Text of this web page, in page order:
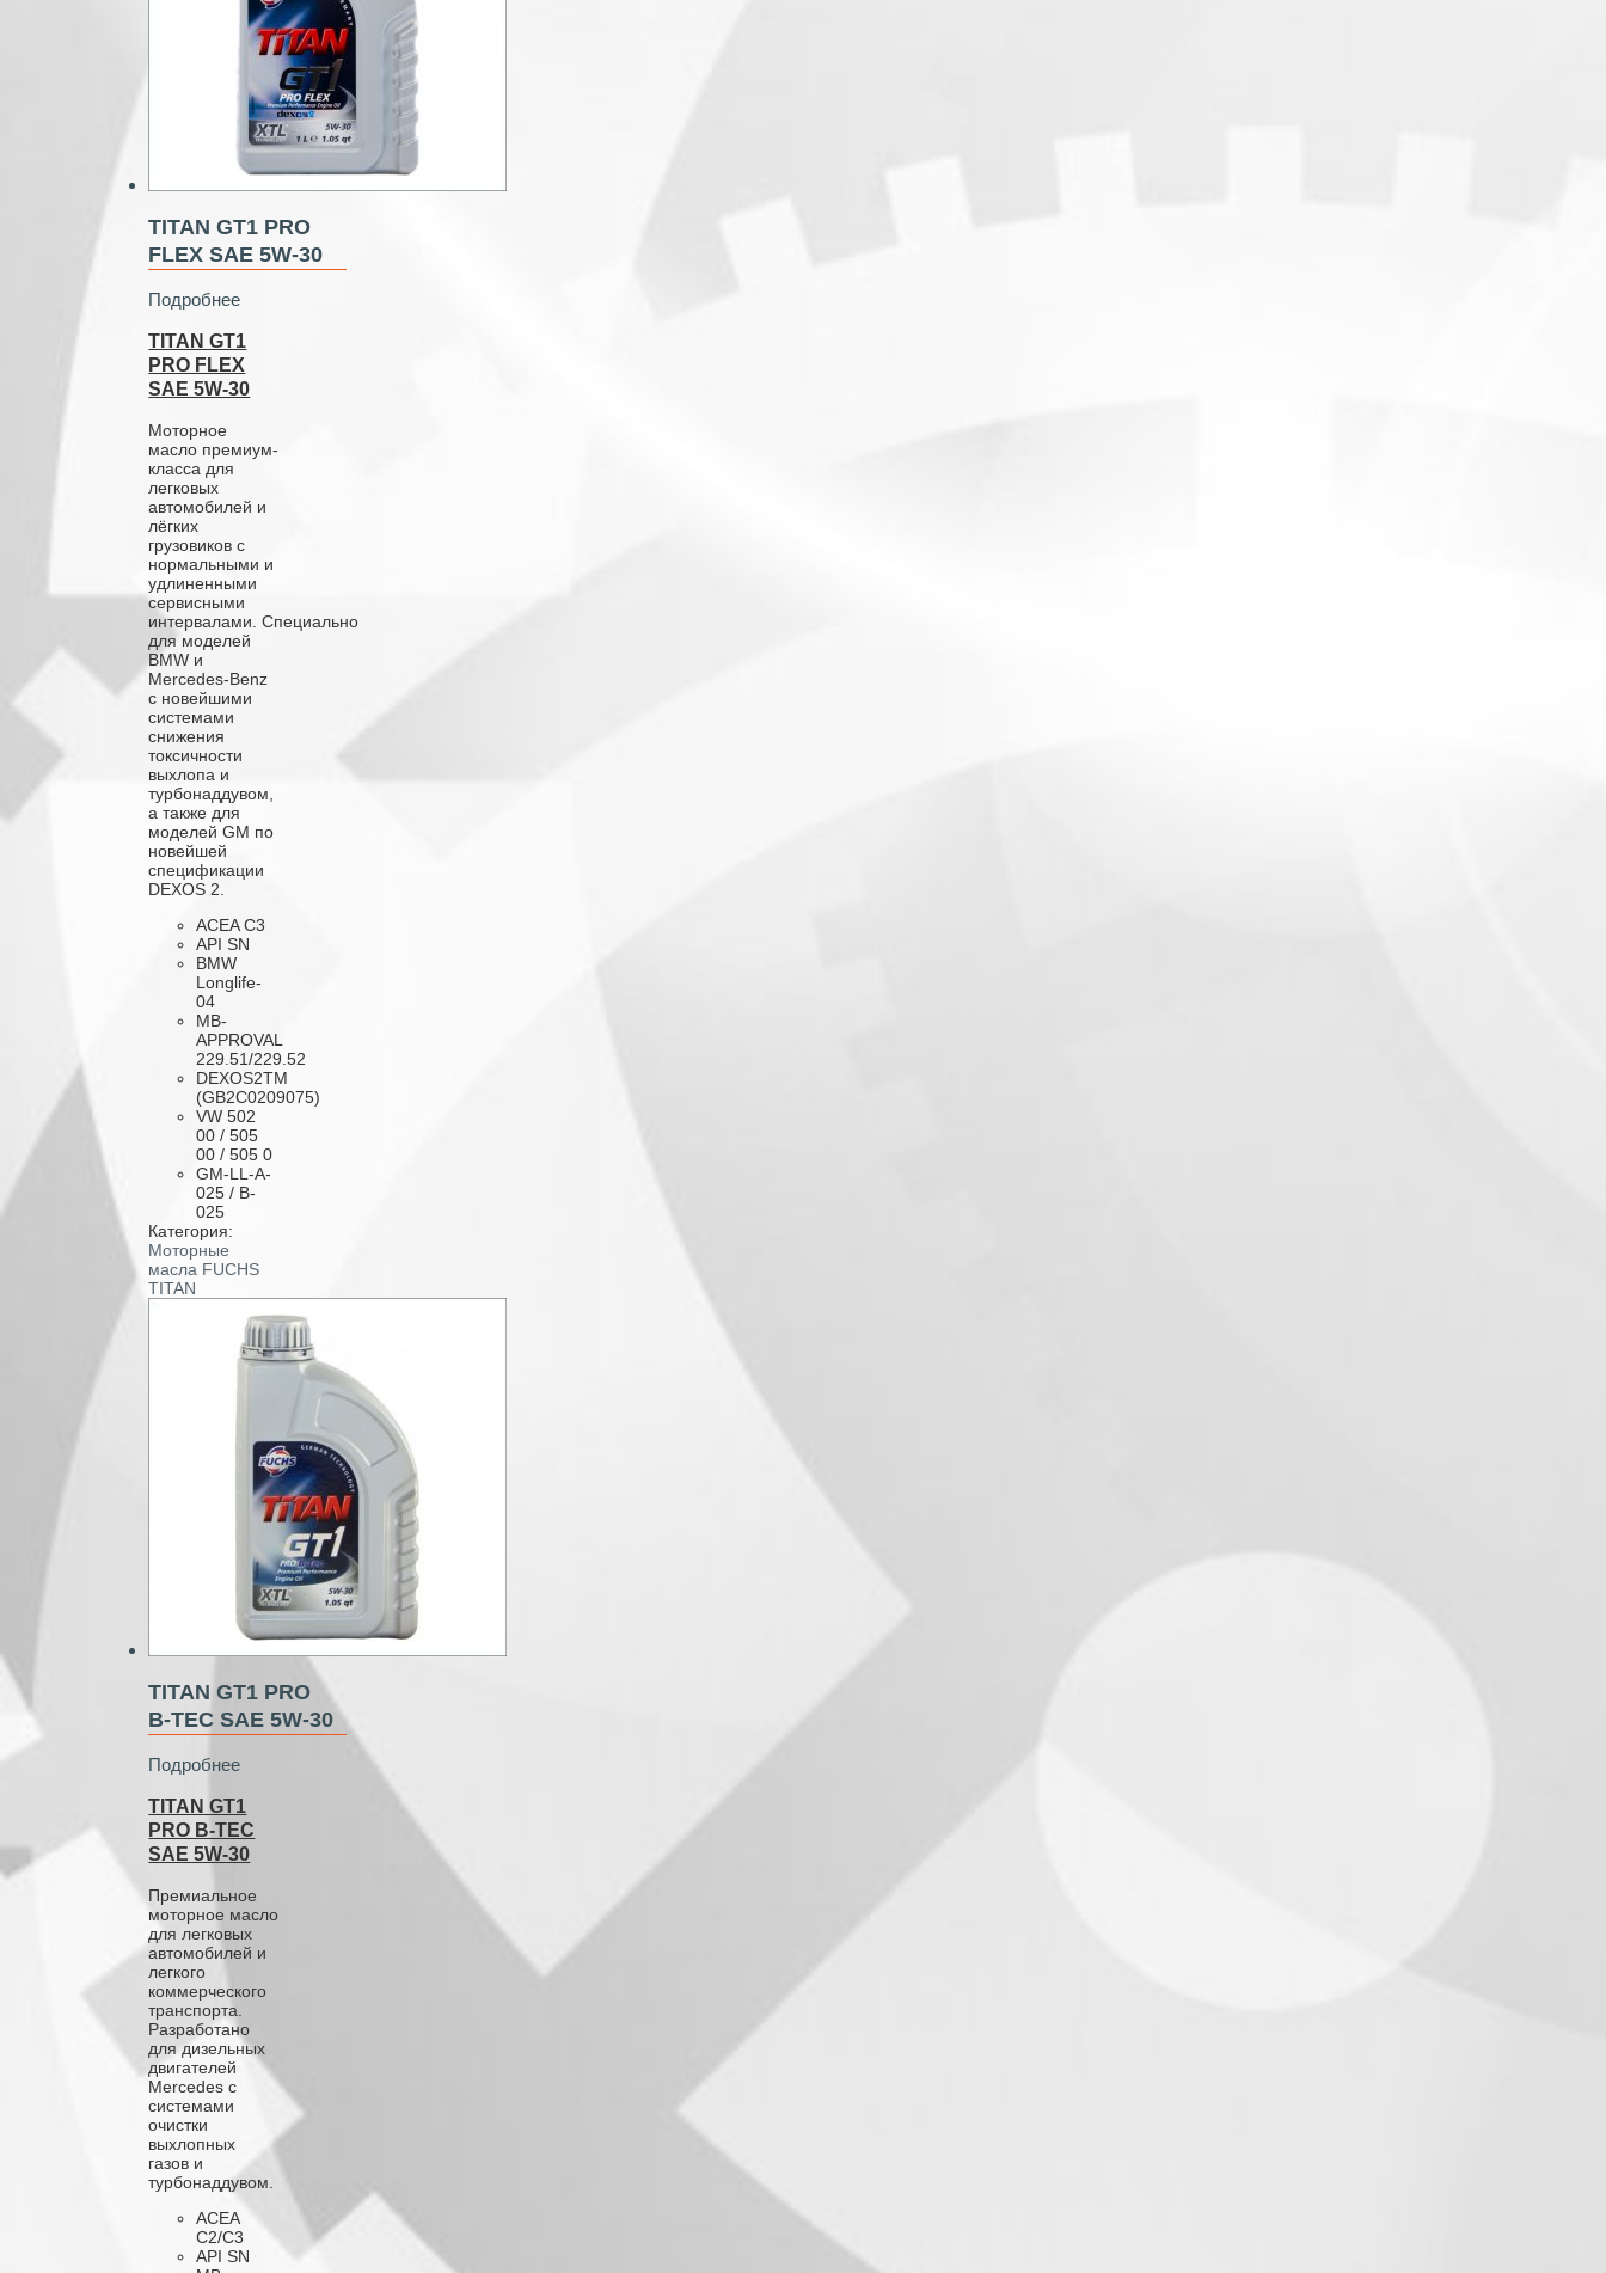
TITAN GT1 PRO
FLEX SAE 5W‑30
Подробнее
TITAN GT1
PRO FLEX
SAE 5W‑30
Моторное
масло премиум-
класса для
легковых
автомобилей и
лёгких
грузовиков с
нормальными и
удлиненными
сервисными
интервалами. Специально
для моделей
BMW и
Mercedes-Benz
с новейшими
системами
снижения
токсичности
выхлопа и
турбонаддувом,
а также для
моделей GM по
новейшей
спецификации
DEXOS 2.
ACEA C3
API SN
BMW
Longlife-
04
МВ-
APPROVAL
229.51/229.52
DEXOS2TM
(GB2C0209075)
VW 502
00 / 505
00 / 505 0
GM-LL-A-
025 / B-
025
Категория:
Моторные
масла FUCHS
TITAN
TITAN GT1 PRO
B‑TEC SAE 5W‑30
Подробнее
TITAN GT1
PRO B‑TEC
SAE 5W‑30
Премиальное
моторное масло
для легковых
автомобилей и
легкого
коммерческого
транспорта.
Разработано
для дизельных
двигателей
Mercedes с
системами
очистки
выхлопных
газов и
турбонаддувом.
ACEA
C2/C3
API SN